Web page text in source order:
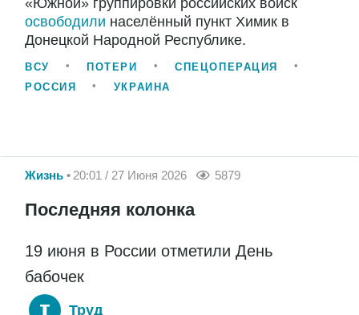
«Южной» группировки российских войск
освободили населённый пункт Химик в
Донецкой Народной Республике.
ВСУ ПОТЕРИ
СПЕЦОПЕРАЦИЯ
РОССИЯ
УКРАИНА
Жизнь 20:01 / 27 Июня 2026 5879
Последняя колонка
19 июня в России отметили День
бабочек
Труд